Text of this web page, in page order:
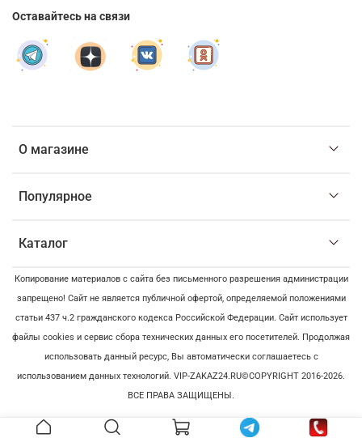
О магазине
Популярное
Каталог
Оставайтесь на связи
Копирование материалов с сайта без письменного разрешения администрации
запрещено! Сайт не является публичной офертой, определяемой положениями
статьи 437 ч.2 гражданского кодекса Российской Федерации. Сайт использует
файлы cookies и сервис сбора технических данных его посетителей. Продолжая
использовать данный ресурс, Вы автоматически соглашаетесь с
использованием данных технологий. VIP-ZAKAZ24.RU©COPYRIGHT 2016-2026.
ВСЕ ПРАВА ЗАЩИЩЕНЫ.